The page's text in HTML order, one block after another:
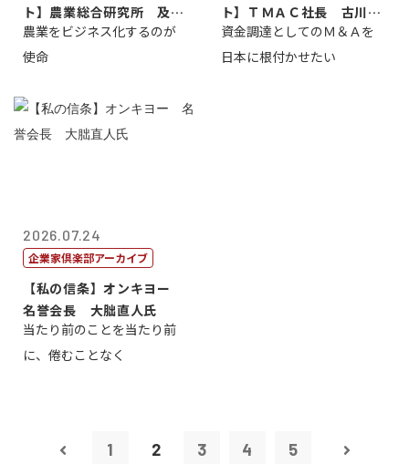
ト】農業総合研究所 及川
智正
農業をビジネス化するのが
使命
ト】ＴＭＡＣ社長 古川英
一
資金調達としてのＭ＆Ａを
日本に根付かせたい
2026.07.24
企業家倶楽部アーカイブ
【私の信条】オンキヨー
名誉会長 大朏直人氏
当たり前のことを当たり前
に、倦むことなく
1 2 3 4 5